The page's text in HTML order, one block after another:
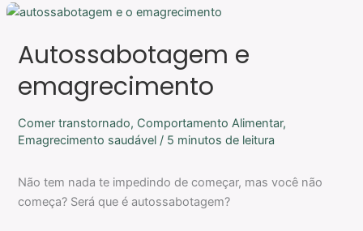
Autossabotagem e
emagrecimento
Comer transtornado, Comportamento Alimentar,
Emagrecimento saudável / 5 minutos de leitura
Não tem nada te impedindo de começar, mas você não
começa? Será que é autossabotagem?
Autossabotagem
emagrecimento